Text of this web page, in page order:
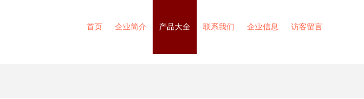
首页 企业简介 产品大全 联系我们 企业信息 访客留言